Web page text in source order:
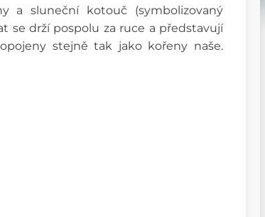
a sluneční kotouč (symbolizovaný
se drží pospolu za ruce a představují
stejně tak jako kořeny naše.